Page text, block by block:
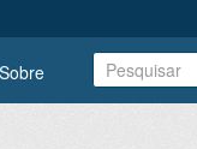
Sobre